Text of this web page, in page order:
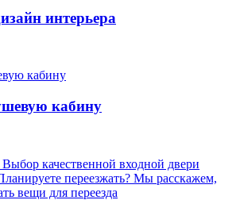
интерьера
кабину
Выбор качественной входной двери
переезжать? Мы расскажем,
вещи для переезда